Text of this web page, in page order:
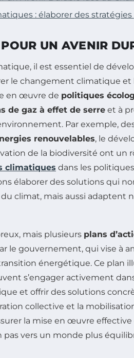
: élaborer des
UN AVENIR
il est essentiel de
le changement climatique et
en œuvre de politiques
de gaz à effet de serre et à
Par exemple,
renouvelables, le
de la biodiversité ont un
climatiques dans les
élaborer des solutions qui
climat, mais aussi adaptent
mais plusieurs plans
le gouvernement, qui vise à
énergétique. Ce plan
s’engager activement
et offrir des solutions
collective et la
la mise en œuvre effective
vers un monde plus